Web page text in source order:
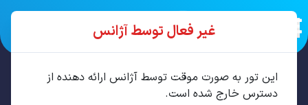
تور باتومی 3 شب مرداد
غیر فعال توسط آژانس
این تور به صورت موقت توسط آژانس ارائه دهنده از
دسترس خارج شده است.